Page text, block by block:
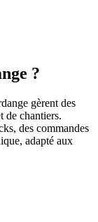
?
gèrent des
de chantiers.
des commandes
adapté aux